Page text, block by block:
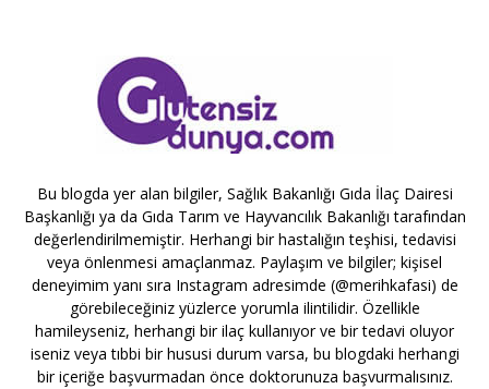
Bu blogda yer alan bilgiler, Sağlık Bakanlığı Gıda İlaç Dairesi
Başkanlığı ya da Gıda Tarım ve Hayvancılık Bakanlığı tarafından
değerlendirilmemiştir. Herhangi bir hastalığın teşhisi, tedavisi
veya önlenmesi amaçlanmaz. Paylaşım ve bilgiler; kişisel
deneyimim yanı sıra Instagram adresimde (@merihkafasi) de
görebileceğiniz yüzlerce yorumla ilintilidir. Özellikle
hamileyseniz, herhangi bir ilaç kullanıyor ve bir tedavi oluyor
iseniz veya tıbbi bir hususi durum varsa, bu blogdaki herhangi
bir içeriğe başvurmadan önce doktorunuza başvurmalısınız.